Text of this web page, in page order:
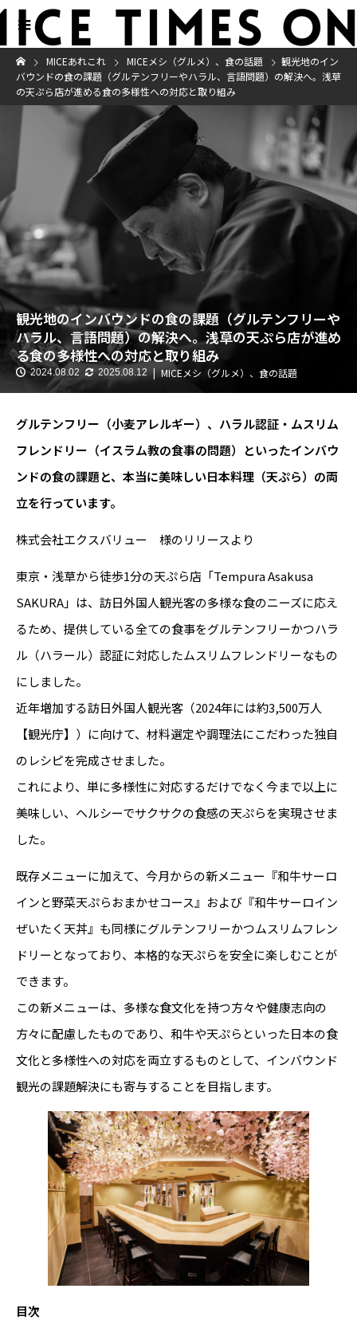
MICEあれこれ MICEメシ（グルメ）、食の話題
観光地のイン
バウンドの食の課題（グルテンフリーやハラル、言語問題）の解決へ。浅草
の天ぷら店が進める食の多様性への対応と取り組み
観光地のインバウンドの食の課題（グルテンフリーや
ハラル、言語問題）の解決へ。浅草の天ぷら店が進め
る食の多様性への対応と取り組み
2024.08.02 2025.08.12 MICEメシ（グルメ）、食の話題
グルテンフリー（小麦アレルギー）、ハラル認証・ムスリム
フレンドリー（イスラム教の食事の問題）といったインバウ
ンドの食の課題と、本当に美味しい日本料理（天ぷら）の両
立を行っています。
株式会社エクスバリュー 様のリリースより
東京・浅草から徒歩1分の天ぷら店「Tempura Asakusa
SAKURA」は、訪日外国人観光客の多様な食のニーズに応え
るため、提供している全ての食事をグルテンフリーかつハラ
ル（ハラール）認証に対応したムスリムフレンドリーなもの
にしました。
近年増加する訪日外国人観光客（2024年には約3,500万人
【観光庁】）に向けて、材料選定や調理法にこだわった独自
のレシピを完成させました。
これにより、単に多様性に対応するだけでなく今まで以上に
美味しい、ヘルシーでサクサクの食感の天ぷらを実現させま
した。
既存メニューに加えて、今月からの新メニュー『和牛サーロ
インと野菜天ぷらおまかせコース』および『和牛サーロイン
ぜいたく天丼』も同様にグルテンフリーかつムスリムフレン
ドリーとなっており、本格的な天ぷらを安全に楽しむことが
できます。
この新メニューは、多様な食文化を持つ方々や健康志向の
方々に配慮したものであり、和牛や天ぷらといった日本の食
文化と多様性への対応を両立するものとして、インバウンド
観光の課題解決にも寄与することを目指します。
目次